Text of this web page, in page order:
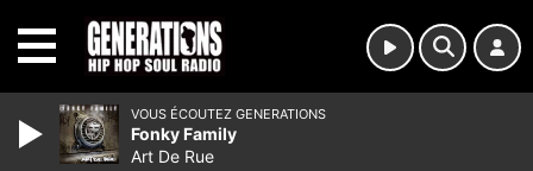
VOUS ÉCOUTEZ GENERATIONS
Fonky Family
Art De Rue